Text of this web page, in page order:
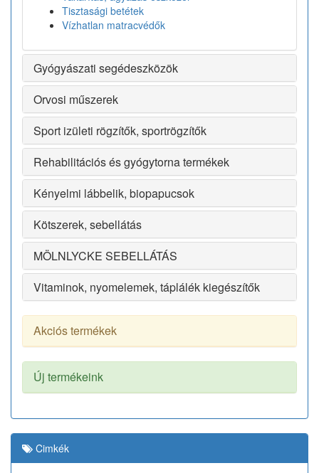
Tisztasági betétek
Vízhatlan matracvédők
Gyógyászati segédeszközök
Orvosi műszerek
Sport izületi rögzítők, sportrögzítők
Rehabilitációs és gyógytorna termékek
Kényelmi lábbelik, biopapucsok
Kötszerek, sebellátás
MÖLNLYCKE SEBELLÁTÁS
Vitaminok, nyomelemek, táplálék kiegészítők
Akciós termékek
Új termékeink
Cimkék